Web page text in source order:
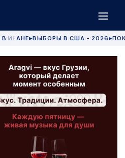
ИРАНЕ▶ВЫБОРЫ В США - 2026 ▶